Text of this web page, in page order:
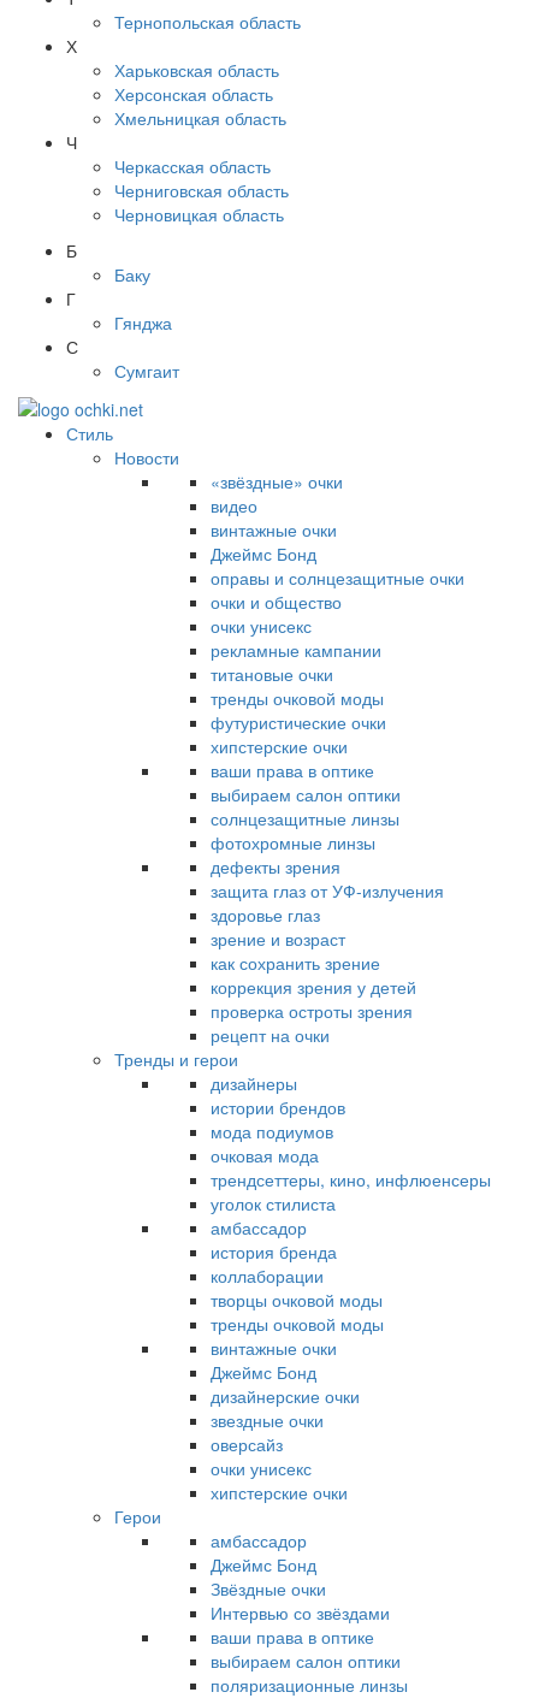
Тернопольская область
Х
Харьковская область
Херсонская область
Хмельницкая область
Ч
Черкасская область
Черниговская область
Черновицкая область
Б
Баку
Г
Гянджа
С
Сумгаит
Стиль
Новости
«звёздные» очки
видео
винтажные очки
Джеймс Бонд
оправы и солнцезащитные очки
очки и общество
очки унисекс
рекламные кампании
титановые очки
тренды очковой моды
футуристические очки
хипстерские очки
ваши права в оптике
выбираем салон оптики
солнцезащитные линзы
фотохромные линзы
дефекты зрения
защита глаз от УФ-излучения
здоровье глаз
зрение и возраст
как сохранить зрение
коррекция зрения у детей
проверка остроты зрения
рецепт на очки
Тренды и герои
дизайнеры
истории брендов
мода подиумов
очковая мода
трендсеттеры, кино, инфлюенсеры
уголок стилиста
амбассадор
история бренда
коллаборации
творцы очковой моды
тренды очковой моды
винтажные очки
Джеймс Бонд
дизайнерские очки
звездные очки
оверсайз
очки унисекс
хипстерские очки
Герои
амбассадор
Джеймс Бонд
Звёздные очки
Интервью со звёздами
ваши права в оптике
выбираем салон оптики
поляризационные линзы